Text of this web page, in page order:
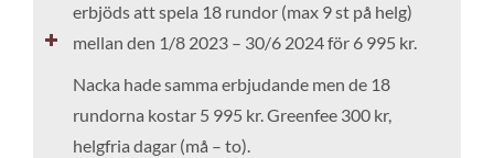
erbjöds att spela 18 rundor (max 9 st på helg)
mellan den 1/8 2023 – 30/6 2024 för 6 995 kr.
Nacka hade samma erbjudande men de 18
rundorna kostar 5 995 kr. Greenfee 300 kr,
helgfria dagar (må – to).